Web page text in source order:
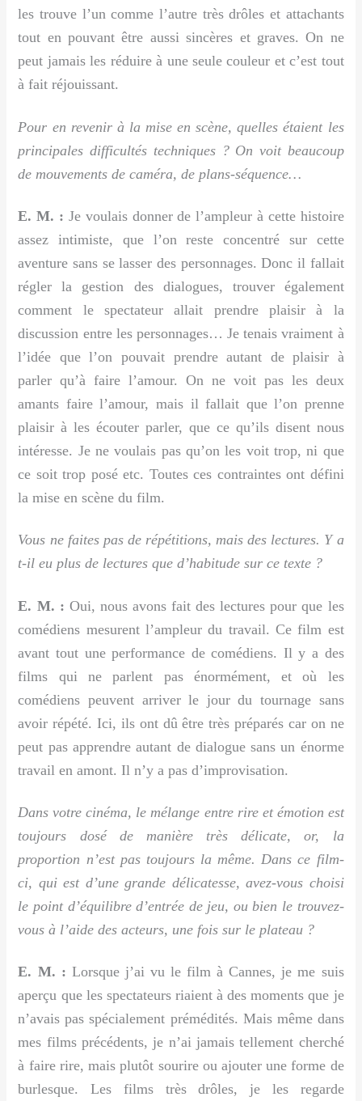
les trouve l’un comme l’autre très drôles et attachants
tout en pouvant être aussi sincères et graves. On ne
peut jamais les réduire à une seule couleur et c’est tout
à fait réjouissant.
Pour en revenir à la mise en scène, quelles étaient les
principales difficultés techniques ? On voit beaucoup
de mouvements de caméra, de plans-séquence…
E. M. : Je voulais donner de l’ampleur à cette histoire
assez intimiste, que l’on reste concentré sur cette
aventure sans se lasser des personnages. Donc il fallait
régler la gestion des dialogues, trouver également
comment le spectateur allait prendre plaisir à la
discussion entre les personnages… Je tenais vraiment à
l’idée que l’on pouvait prendre autant de plaisir à
parler qu’à faire l’amour. On ne voit pas les deux
amants faire l’amour, mais il fallait que l’on prenne
plaisir à les écouter parler, que ce qu’ils disent nous
intéresse. Je ne voulais pas qu’on les voit trop, ni que
ce soit trop posé etc. Toutes ces contraintes ont défini
la mise en scène du film.
Vous ne faites pas de répétitions, mais des lectures. Y a
t-il eu plus de lectures que d’habitude sur ce texte ?
E. M. : Oui, nous avons fait des lectures pour que les
comédiens mesurent l’ampleur du travail. Ce film est
avant tout une performance de comédiens. Il y a des
films qui ne parlent pas énormément, et où les
comédiens peuvent arriver le jour du tournage sans
avoir répété. Ici, ils ont dû être très préparés car on ne
peut pas apprendre autant de dialogue sans un énorme
travail en amont. Il n’y a pas d’improvisation.
Dans votre cinéma, le mélange entre rire et émotion est
toujours dosé de manière très délicate, or, la
proportion n’est pas toujours la même. Dans ce film-
ci, qui est d’une grande délicatesse, avez-vous choisi
le point d’équilibre d’entrée de jeu, ou bien le trouvez-
vous à l’aide des acteurs, une fois sur le plateau ?
E. M. : Lorsque j’ai vu le film à Cannes, je me suis
aperçu que les spectateurs riaient à des moments que je
n’avais pas spécialement prémédités. Mais même dans
mes films précédents, je n’ai jamais tellement cherché
à faire rire, mais plutôt sourire ou ajouter une forme de
burlesque. Les films très drôles, je les regarde